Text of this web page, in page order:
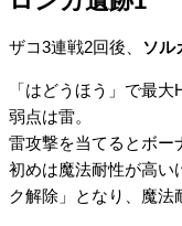
ザコ3連戦2回後、 ソル
「はどうほう」で最大
弱点は雷。
雷攻撃を当てるとボー
初めは魔法耐性が高い
ク解除」となり、魔法